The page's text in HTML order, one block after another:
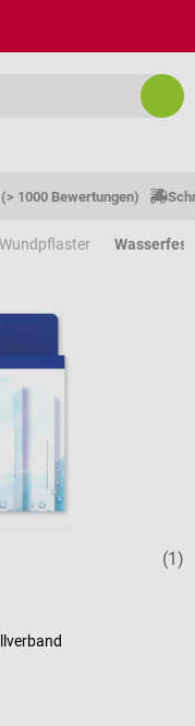
1000 Bewertungen)
Wundpflaster
(1)